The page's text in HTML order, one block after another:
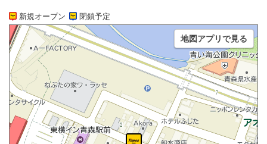
新規オープン 閉鎖予定
地図アプリで見る